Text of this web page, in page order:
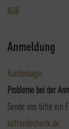
AGB
Anmeldung
Kundenlogin
Probleme bei der
Sende uns bitte ein
kaffee@rehorik.de